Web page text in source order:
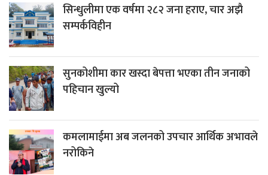
सिन्धुलीमा एक वर्षमा २८२ जना हराए, चार अझै
सम्पर्कविहीन
सुनकोशीमा कार खस्दा बेपत्ता भएका तीन जनाको
पहिचान खुल्यो
कमलामाईमा अब जलनको उपचार आर्थिक अभावले
नरोकिने